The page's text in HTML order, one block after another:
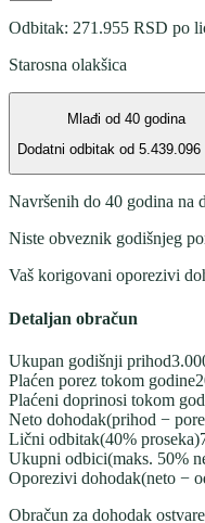
Odbitak: 271.955 RSD po
Starosna olakšica
Mlađi od 40 godina
Dodatni odbitak od 5.439.096
Navršenih do 40 godina na
Niste obveznik godišnjeg
Vaš korigovani oporezivi
Detaljan obračun
Ukupan godišnji prihod
Plaćen porez tokom godine
Plaćeni doprinosi tokom
Neto dohodak(prihod −
Lični odbitak(40% proseka)
Ukupni odbici(maks. 50%
Oporezivi dohodak(neto −
Obračun za dohodak